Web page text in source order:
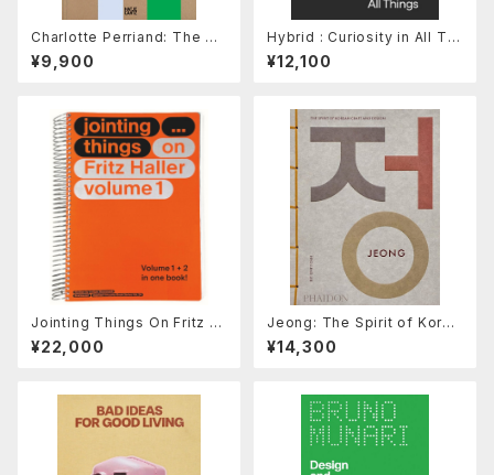
Charlotte Perriand: The Art
of Dwelling
¥9,900
Hybrid : Curiosity in All Thi
ngs
¥12,100
Jointing Things On Fritz H
aller (2 Vols.)
¥22,000
Jeong: The Spirit of Korea
n Craft and Design
¥14,300